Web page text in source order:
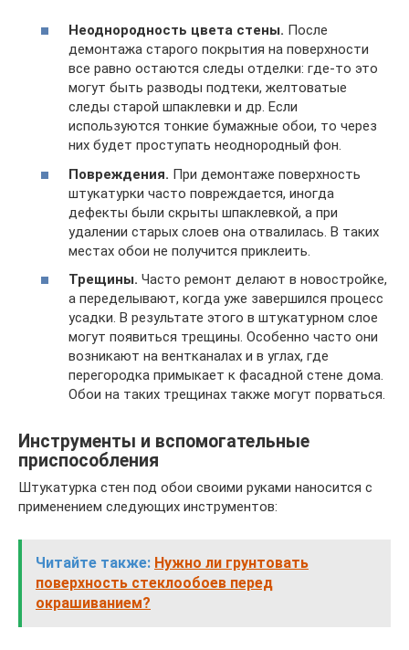
Неоднородность цвета стены. После
демонтажа старого покрытия на поверхности
все равно остаются следы отделки: где-то это
могут быть разводы подтеки, желтоватые
следы старой шпаклевки и др. Если
используются тонкие бумажные обои, то через
них будет проступать неоднородный фон.
Повреждения. При демонтаже поверхность
штукатурки часто повреждается, иногда
дефекты были скрыты шпаклевкой, а при
удалении старых слоев она отвалилась. В таких
местах обои не получится приклеить.
Трещины. Часто ремонт делают в новостройке,
а переделывают, когда уже завершился процесс
усадки. В результате этого в штукатурном слое
могут появиться трещины. Особенно часто они
возникают на вентканалах и в углах, где
перегородка примыкает к фасадной стене дома.
Обои на таких трещинах также могут порваться.
Инструменты и вспомогательные
приспособления
Штукатурка стен под обои своими руками наносится с
применением следующих инструментов:
Читайте также: Нужно ли грунтовать
поверхность стеклообоев перед
окрашиванием?